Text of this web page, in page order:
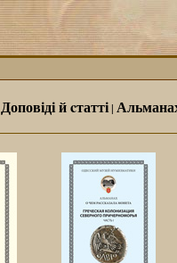
Доповіді й cтатті|